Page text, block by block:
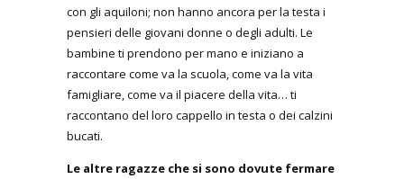
con gli aquiloni; non hanno ancora per la testa i
pensieri delle giovani donne o degli adulti. Le
bambine ti prendono per mano e iniziano a
raccontare come va la scuola, come va la vita
famigliare, come va il piacere della vita… ti
raccontano del loro cappello in testa o dei calzini
bucati.
Le altre ragazze che si sono dovute fermare